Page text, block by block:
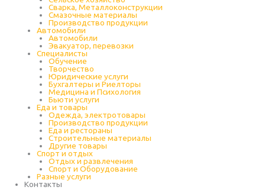
Сварка, Металлоконструкции
Cмазочные материалы
Производство продукции
Автомобили
Автомобили
Эвакуатор, перевозки
Специалисты
Обучение
Творчество
Юридические услуги
Бухгалтеры и Риелторы
Медицина и Психология
Бьюти услуги
Еда и товары
Одежда, электротовары
Производство продукции
Еда и рестораны
Строительные материалы
Другие товары
Спорт и отдых
Отдых и развлечения
Спорт и Оборудование
Разные услуги
Контакты